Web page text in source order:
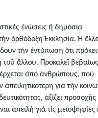
ἑνώσεις ἤ δημόσια
ὀρθόδοξη Ἐκκλησία. Ἡ
τήν ἐντύπωση ὅτι
τοῦ ἄλλου. Προκαλεῖ βεβαίως
ἀπό ἀνθρώπους, πού
γιά τήν
ἀξίζει
ἀπειλή γιά τίς μειοψηφίες